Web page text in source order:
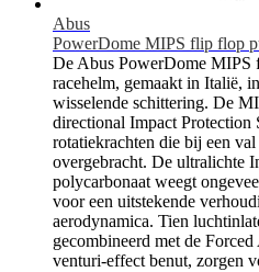
Abus
PowerDome MIPS flip flop
De Abus PowerDome MIPS
racehelm, gemaakt in Italië,
wisselende schittering. De
directional Impact Protection
rotatiekrachten die bij een
overgebracht. De ultralichte
polycarbonaat weegt
voor een uitstekende
aerodynamica. Tien
gecombineerd met de
venturi-effect benut, zorgen